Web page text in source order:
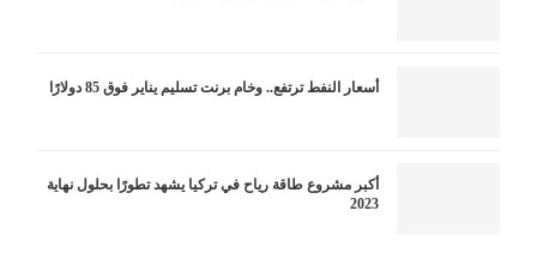
أسعار النفط ترتفع.. وخام برنت تسليم يناير فوق 85 دولارًا
أكبر مشروع طاقة رياح في تركيا يشهد تطورًا بحلول نهاية
2023